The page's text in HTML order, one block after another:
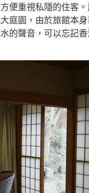
便重視私隱的住客
庭園，由於旅館本
的聲音，可以忘記